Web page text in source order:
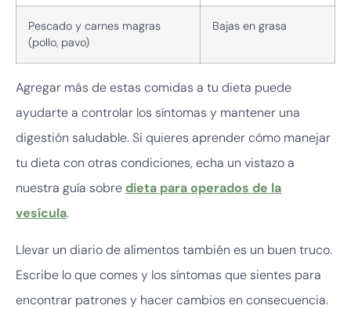
Pescado y carnes magras
(pollo, pavo)
Bajas en grasa
Agregar más de estas comidas a tu dieta puede
ayudarte a controlar los síntomas y mantener una
digestión saludable. Si quieres aprender cómo manejar
tu dieta con otras condiciones, echa un vistazo a
nuestra guía sobre dieta para operados de la
vesícula.
Llevar un diario de alimentos también es un buen truco.
Escribe lo que comes y los síntomas que sientes para
encontrar patrones y hacer cambios en consecuencia.